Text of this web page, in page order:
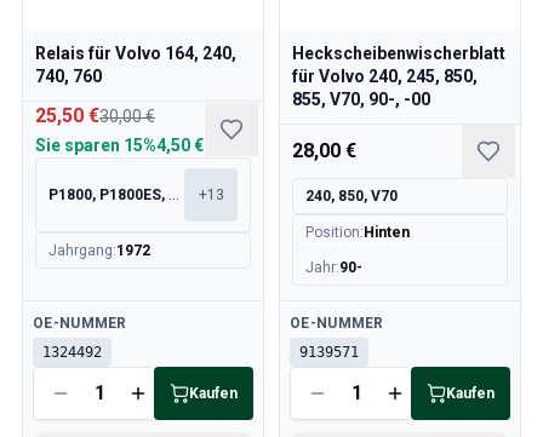
Relais für Volvo 164, 240,
740, 760
25,50 €30,00 €
Sie sparen 15%4,50 €
P1800, P1800ES, 140, 164 +13
Jahrgang:1972
Verfügbar
OE-NUMMER
1324492
Kaufen
Heckscheibenwischerblatt
für Volvo 240, 245, 850,
855, V70, 90-, -00
28,00 €
240, 850, V70
Position: Hinten
Jahr:90-
Verfügbar
OE-NUMMER
9139571
Kaufen